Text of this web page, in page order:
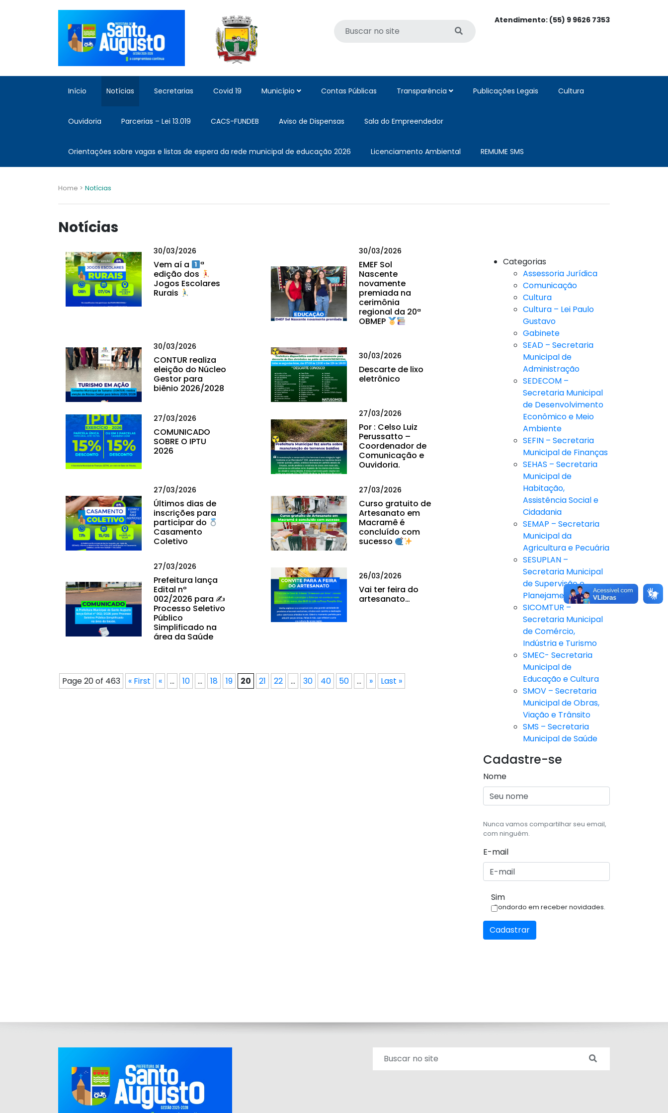
Atendimento: (55) 9 9626 7353
Início Notícias Secretarias Covid 19 Município Contas Públicas Transparência Publicações Legais Cultura
Ouvidoria Parcerias – Lei 13.019 CACS-FUNDEB Aviso de Dispensas Sala do Empreendedor
Orientações sobre vagas e listas de espera da rede municipal de educação 2026 Licenciamento Ambiental REMUME SMS
Home > Notícias
Notícias
30/03/2026
Vem aí a
ª
edição dos
Jogos Escolares
Rurais
30/03/2026
EMEF Sol
Nascente
novamente
premiada na
cerimônia
regional da 20ª
OBMEP
30/03/2026
CONTUR realiza
eleição do Núcleo
Gestor para
biênio 2026/2028
30/03/2026
Descarte de lixo
eletrônico
27/03/2026
COMUNICADO
SOBRE O IPTU
2026
27/03/2026
Por : Celso Luiz
Perussatto –
Coordenador de
Comunicação e
Ouvidoria.
27/03/2026
Últimos dias de
inscrições para
participar do
Casamento
Coletivo
27/03/2026
Curso gratuito de
Artesanato em
Macramê é
concluído com
sucesso
27/03/2026
Prefeitura lança
Edital nº
002/2026 para ✍️
Processo Seletivo
Público
Simplificado na
área da Saúde
26/03/2026
Vai ter feira do
artesanato…
Page 20 of 463 « First « ... 10 ... 18 19 20 21 22 ... 30 40 50 ... » Last »
Categorias
Assessoria Jurídica
Comunicação
Cultura
Cultura – Lei Paulo
Gustavo
Gabinete
SEAD – Secretaria
Municipal de
Administração
SEDECOM –
Secretaria Municipal
de Desenvolvimento
Econômico e Meio
Ambiente
SEFIN – Secretaria
Municipal de Finanças
SEHAS – Secretaria
Municipal de
Habitação,
Assistência Social e
Cidadania
SEMAP – Secretaria
Municipal da
Agricultura e Pecuária
SESUPLAN –
Secretaria Municipal
de Supervisão e
Planejamento
SICOMTUR –
Secretaria Municipal
de Comércio,
Indústria e Turismo
SMEC- Secretaria
Municipal de
Educação e Cultura
SMOV – Secretaria
Municipal de Obras,
Viação e Trânsito
SMS – Secretaria
Municipal de Saúde
Cadastre-se
Nome
Nunca vamos compartilhar seu email,
com ninguém.
E-mail
Sim
Condordo em receber novidades.
Cadastrar